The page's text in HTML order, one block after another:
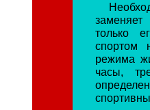
только
спортом
режима
часы,